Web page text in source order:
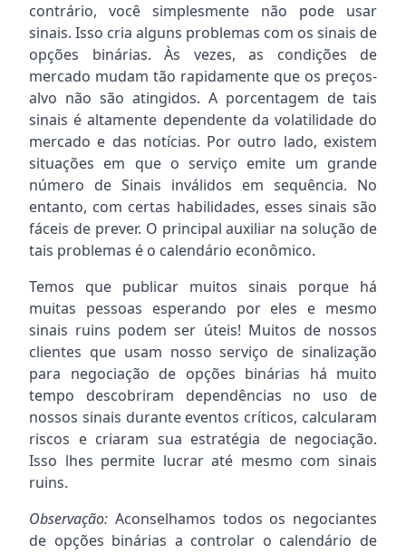
contrário, você simplesmente não pode usar
sinais. Isso cria alguns problemas com os sinais de
opções binárias. Às vezes, as condições de
mercado mudam tão rapidamente que os preços-
alvo não são atingidos. A porcentagem de tais
sinais é altamente dependente da volatilidade do
mercado e das notícias. Por outro lado, existem
situações em que o serviço emite um grande
número de Sinais inválidos em sequência. No
entanto, com certas habilidades, esses sinais são
fáceis de prever. O principal auxiliar na solução de
tais problemas é o calendário econômico.
Temos que publicar muitos sinais porque há
muitas pessoas esperando por eles e mesmo
sinais ruins podem ser úteis! Muitos de nossos
clientes que usam nosso serviço de sinalização
para negociação de opções binárias há muito
tempo descobriram dependências no uso de
nossos sinais durante eventos críticos, calcularam
riscos e criaram sua estratégia de negociação.
Isso lhes permite lucrar até mesmo com sinais
ruins.
Observação: Aconselhamos todos os negociantes
de opções binárias a controlar o calendário de